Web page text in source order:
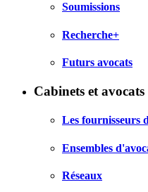
Soumissions
Recherche+
Futurs avocats
Cabinets et avocats
Les fournisseurs
Ensembles
Réseaux